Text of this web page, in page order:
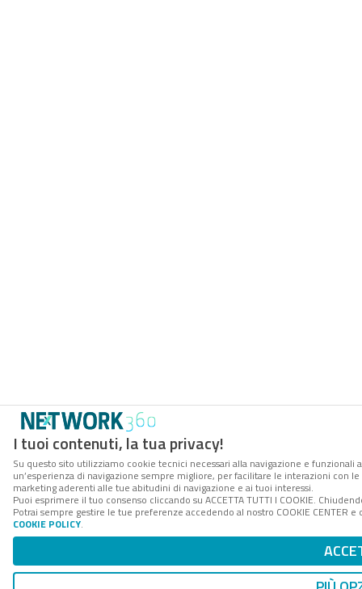
I tuoi contenuti, la tua privacy!
Su questo sito utilizziamo cookie tecnici necessari alla navigazione e
un’esperienza di navigazione sempre migliore, per facilitare le interazioni con
marketing aderenti alle tue abitudini di navigazione e ai tuoi interessi.
Puoi esprimere il tuo consenso cliccando su ACCETTA TUTTI I COOKIE.
Potrai sempre gestire le tue preferenze accedendo al nostro COOKIE
COOKIE POLICY.